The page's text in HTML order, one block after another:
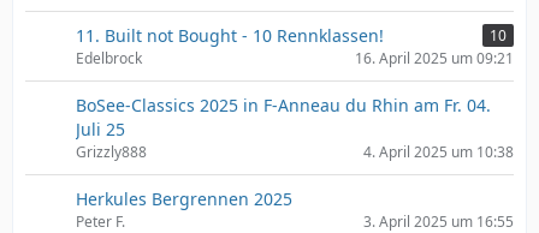
11. Built not Bought - 10 Rennklassen!
10
Edelbrock
16. April 2025 um 09:21
BoSee-Classics 2025 in F-Anneau du Rhin am Fr. 04.
Juli 25
Grizzly888 4. April 2025 um 10:38
Herkules Bergrennen 2025
Peter F. 3. April 2025 um 16:55